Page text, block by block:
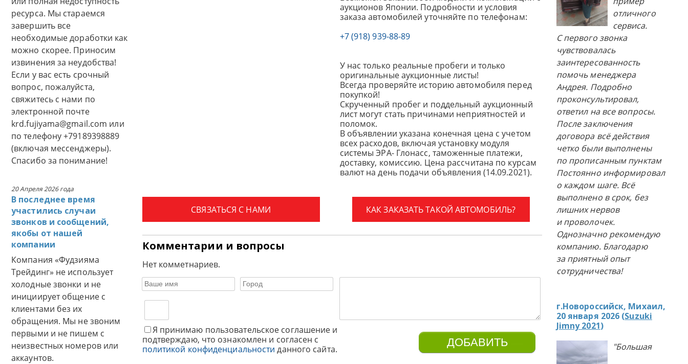
ресурса. Мы стараемся
завершить все
необходимые доработки как
можно скорее. Приносим
извинения за неудобства!
Если у вас есть срочный
вопрос, пожалуйста,
свяжитесь с нами по
электронной почте
krd.fujiyama@gmail.com или
по телефону +79189398889
(включая мессенджеры).
Спасибо за понимание!
20 Апреля 2026 года
В последнее время
участились случаи
звонков и сообщений,
якобы от нашей
компании
Компания «Фудзияма
Трейдинг» не использует
холодные звонки и не
инициирует общение с
клиентами без их
обращения. Мы не звоним
первыми и не пишем с
неизвестных номеров или
аккаунтов.
аукционов Японии. Подробности и условия
заказа автомобилей уточняйте по телефонам:
+7 (918) 939-88-89
У нас только реальные пробеги и только
оригинальные аукционные листы!
Всегда проверяйте историю автомобиля перед
покупкой!
Скрученный пробег и поддельный аукционный
лист могут стать причинами неприятностей и
поломок.
В объявлении указана конечная цена с учетом
всех расходов, включая установку модуля
системы ЭРА- Глонасс, таможенные платежи,
доставку, комиссию. Цена рассчитана по курсам
валют на день подачи объявления (14.09.2021).
КАК ЗАКАЗАТЬ ТАКОЙ АВТОМОБИЛЬ?
СВЯЗАТЬСЯ С НАМИ
Комментарии и вопросы
Нет комметнариев.
Я принимаю пользовательское соглашение и
подтверждаю, что ознакомлен и согласен с
политикой конфиденциальности данного сайта.
отличного
сервиса.
С первого звонка
чувствовалась
заинтересованность
помочь менеджера
Андрея. Подробно
проконсультировал,
ответил на все вопросы.
После заключения
договора всё действия
четко были выполнены
по прописанным пунктам
Постоянно информировал
о каждом шаге. Всё
выполнено в срок, без
лишних нервов
и проволочек.
Однозначно рекомендую
компанию. Благодарю
за приятный опыт
сотрудничества!
г.Новороссийск, Михаил,
20 января 2026 (Suzuki
Jimny 2021)
"Большая